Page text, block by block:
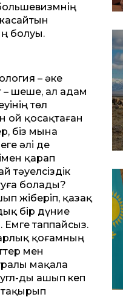
болуы.
– әке
– шеше, ал адам
төл
ой қосақтаған
біз мына
әлі де
қарап
тәуелсіздік
болады?
жіберіп, қазақ
бір дүние
Емге таппайсыз.
қоғам­ның
мен
мақала
ды ашып кеп